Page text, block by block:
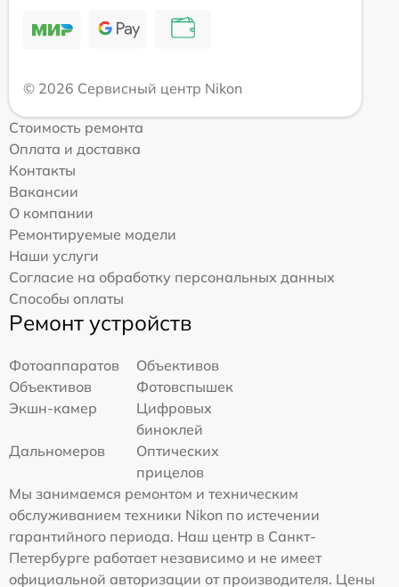
© 2026 Сервисный центр Nikon
Стоимость ремонта
Оплата и доставка
Контакты
Вакансии
О компании
Ремонтируемые модели
Наши услуги
Согласие на обработку персональных данных
Способы оплаты
Ремонт устройств
Фотоаппаратов
Объективов
Объективов
Фотовспышек
Экшн-камер
Цифровых
биноклей
Дальномеров
Оптических
прицелов
Мы занимаемся ремонтом и техническим
обслуживанием техники Nikon по истечении
гарантийного периода. Наш центр в Санкт-
Петербурге работает независимо и не имеет
официальной авторизации от производителя. Цены